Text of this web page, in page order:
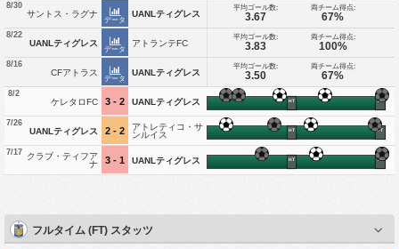
8/30
サントス・ラグナ
データ
UANLティグレス
平均ゴール数:
3.67
両チーム得点:
67%
8/22
UANLティグレス
データ
アトランテFC
平均ゴール数:
3.83
両チーム得点:
100%
8/16
CFアトラス
データ
UANLティグレス
平均ゴール数:
3.50
両チーム得点:
67%
8/2
ケレタロFC 3 - 2 UANLティグレス HT FT
7/26
UANLティグレス 2 - 2
アトレティコ・サ
ンルイス
HT FT
7/17
クラブ・ティフア
ナ
3 - 1 UANLティグレス HT FT
フルタイム (FT) スタッツ